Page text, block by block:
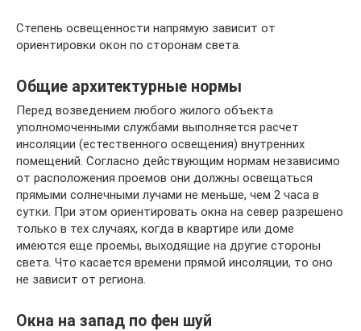
Степень освещенности напрямую зависит от
ориентировки окон по сторонам света.
Общие архитектурные нормы
Перед возведением любого жилого объекта
уполномоченными службами выполняется расчет
инсоляции (естественного освещения) внутренних
помещений. Согласно действующим нормам независимо
от расположения проемов они должны освещаться
прямыми солнечными лучами не меньше, чем 2 часа в
сутки. При этом ориентировать окна на север разрешено
только в тех случаях, когда в квартире или доме
имеются еще проемы, выходящие на другие стороны
света. Что касается времени прямой инсоляции, то оно
не зависит от региона.
Окна на запад по фен шуй